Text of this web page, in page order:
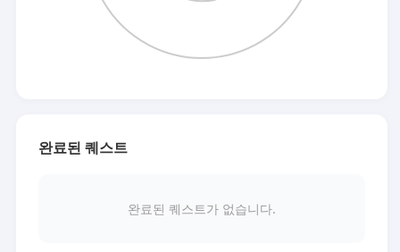
완료된 퀘스트
완료된 퀘스트가 없습니다.